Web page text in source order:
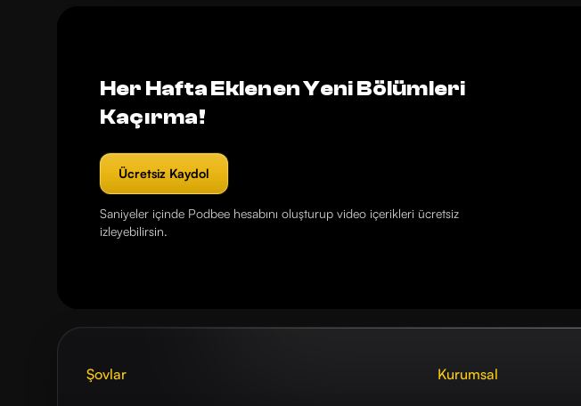
Her Hafta Eklenen Yeni Bölümleri
Kaçırma!
Ücretsiz Kaydol
Saniyeler içinde Podbee hesabını oluşturup video içerikleri ücretsiz
izleyebilirsin.
Şovlar Kurumsal